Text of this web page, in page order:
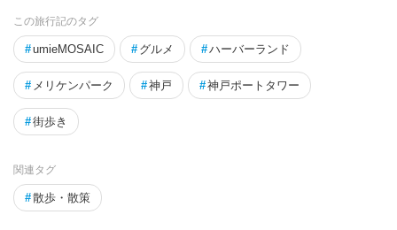
この旅行記のタグ
#umieMOSAIC # グルメ #ハーバーランド
# メリケンパーク #神戸 #神戸ポートタワー
#街歩き
関連タグ
#散歩・散策